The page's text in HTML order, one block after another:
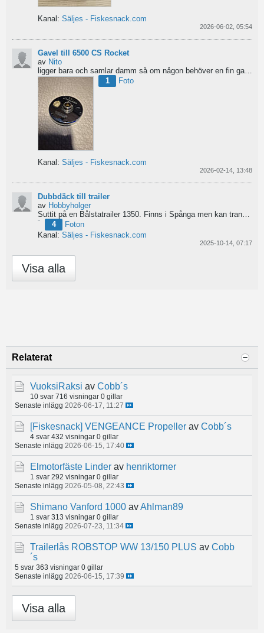
Kanal: Säljes - Fiskesnack.com
2026-06-02, 05:54
Gavel till 6500 CS Rocket
av Nito
ligger bara och samlar damm så om någon behöver en fin gavel är det bara att hotja till, enklast på...
1
Foto
Kanal: Säljes - Fiskesnack.com
2026-02-14, 13:48
Dubbdäck till trailer
av Hobbyholger
4
Foton
Kanal: Säljes - Fiskesnack.com
2025-10-14, 07:17
Visa alla
Relaterat
VuoksiRaksi av Cobb´s
10 svar 716 visningar 0 gillar
Senaste inlägg 2026-06-17, 11:27
[Fiskesnack] VENGEANCE Propeller av Cobb´s
4 svar 432 visningar 0 gillar
Senaste inlägg 2026-06-15, 17:40
Elmotorfäste Linder av henriktorner
1 svar 292 visningar 0 gillar
Senaste inlägg 2026-05-08, 22:43
Shimano Vanford 1000 avAhlman89
1 svar 313 visningar 0 gillar
Senaste inlägg 2026-07-23, 11:34
Trailerlås ROBSTOP WW 13/150 PLUS av Cobb
´s
5 svar 363 visningar 0 gillar
Senaste inlägg 2026-06-15, 17:39
Visa alla